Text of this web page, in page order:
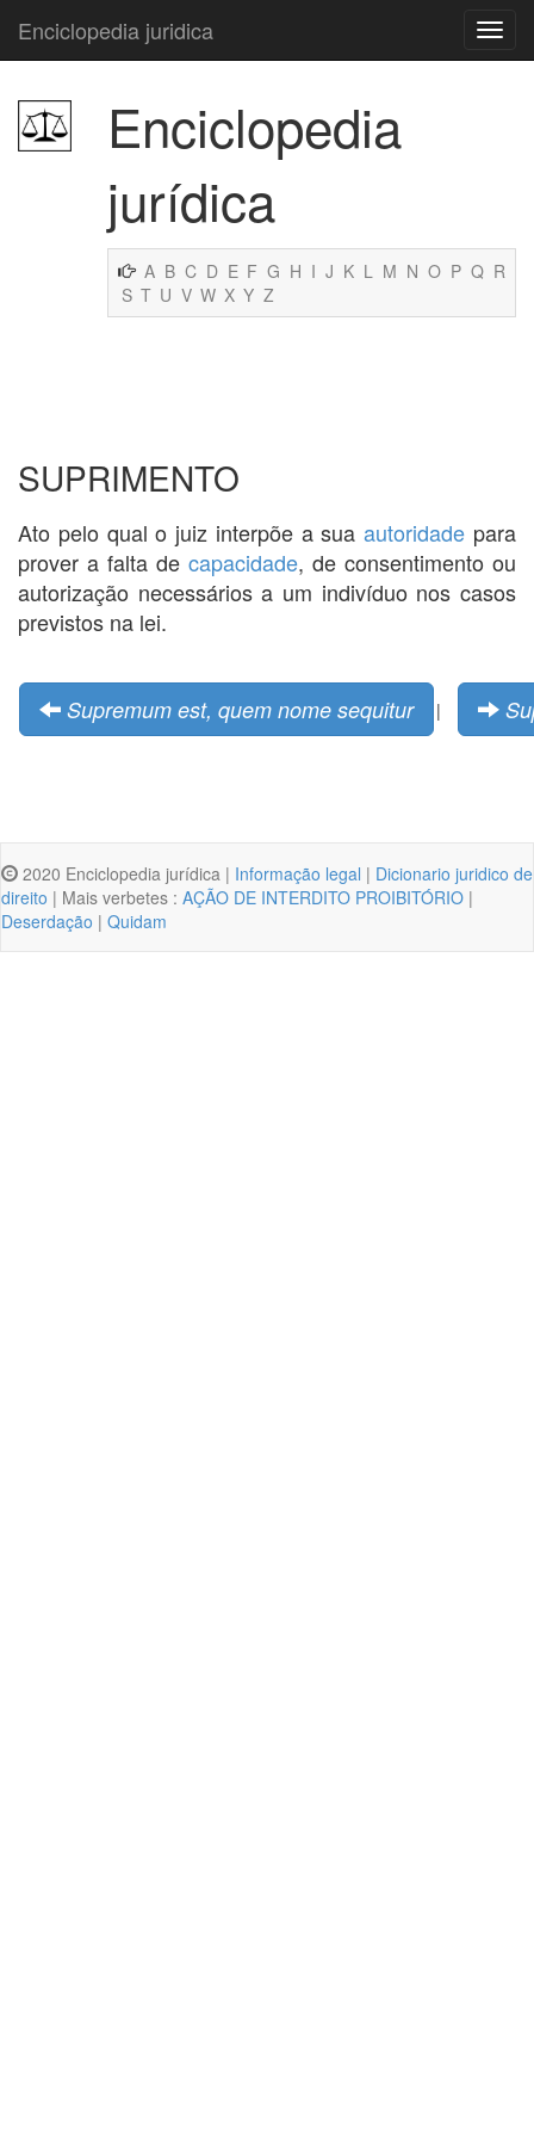
Enciclopedia juridica
Enciclopedia
jurídica
A B C D E F G H I J K L M N O P Q R
S T U V W X Y Z
SUPRIMENTO
Ato pelo qual o juiz interpõe a suaautoridade para
prover a falta de capacidade, de consentimento ou
autorização necessários a um indivíduo nos casos
previstos na lei.
Supremum est, quem nome sequitur |
2020 Enciclopedia jurídica | Informação legal | Dicionario juridico de
direito | Mais verbetes : AÇÃO DE INTERDITO PROIBITÓRIO |
Deserdação | Quidam